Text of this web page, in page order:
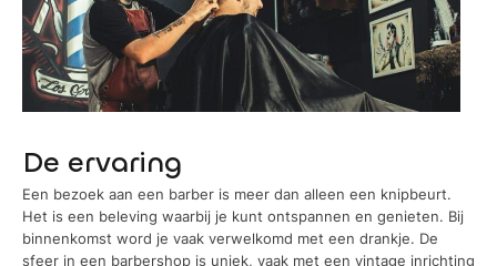
De ervaring
Een bezoek aan een barber is meer dan alleen een knipbeurt.
Het is een beleving waarbij je kunt ontspannen en genieten. Bij
binnenkomst word je vaak verwelkomd met een drankje. De
sfeer in een barbershop is uniek, vaak met een vintage inrichting